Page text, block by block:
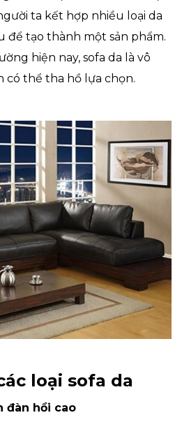
ta kết hợp nhiều loại da
để tạo thành một sản phẩm.
hiện nay, sofa da là vô
có thể tha hồ lựa chọn.
loại sofa da
đàn hồi cao